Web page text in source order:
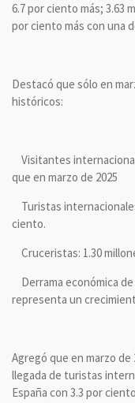
6.7 por ciento más; 3.63
por ciento más con una
Destacó que sólo en
históricos:
Visitantes
que en marzo de 2025
Turistas
ciento.
Cruceristas: 1.30
Derrama económica
representa un
Agregó que en marzo
llegada de turistas
España con 3.3 por